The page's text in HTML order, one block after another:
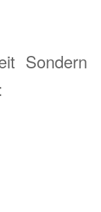
Sondern